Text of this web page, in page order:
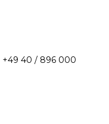
+49 40 / 896 000